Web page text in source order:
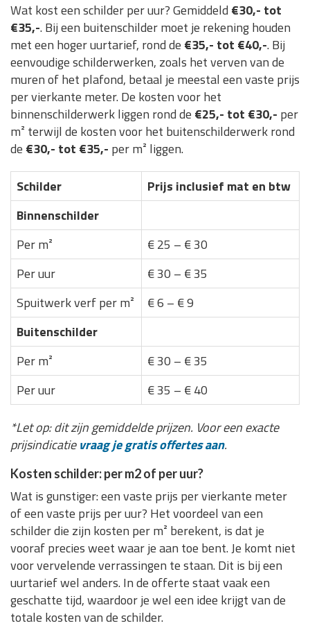
Wat kost een schilder per uur? Gemiddeld €30,- tot
€35,-. Bij een buitenschilder moet je rekening houden
met een hoger uurtarief, rond de €35,- tot €40,-. Bij
eenvoudige schilderwerken, zoals het verven van de
muren of het plafond, betaal je meestal een vaste prijs
per vierkante meter. De kosten voor het
binnenschilderwerk liggen rond de €25,- tot €30,- per
m² terwijl de kosten voor het buitenschilderwerk rond
de €30,- tot €35,- per m² liggen.
Schilder
Prijs inclusief mat en btw
Binnenschilder
Per m²
€ 25 – € 30
Per uur
€ 30 – € 35
Spuitwerk verf per m²
€ 6 – € 9
Buitenschilder
Per m²
€ 30 – € 35
Per uur
€ 35 – € 40
*Let op: dit zijn gemiddelde prijzen. Voor een exacte
prijsindicatievraag je gratis offertes aan.
Kosten schilder: per m2 of per uur?
Wat is gunstiger: een vaste prijs per vierkante meter
of een vaste prijs per uur? Het voordeel van een
schilder die zijn kosten per m² berekent, is dat je
vooraf precies weet waar je aan toe bent. Je komt niet
voor vervelende verrassingen te staan. Dit is bij een
uurtarief wel anders. In de offerte staat vaak een
geschatte tijd, waardoor je wel een idee krijgt van de
totale kosten van de schilder.